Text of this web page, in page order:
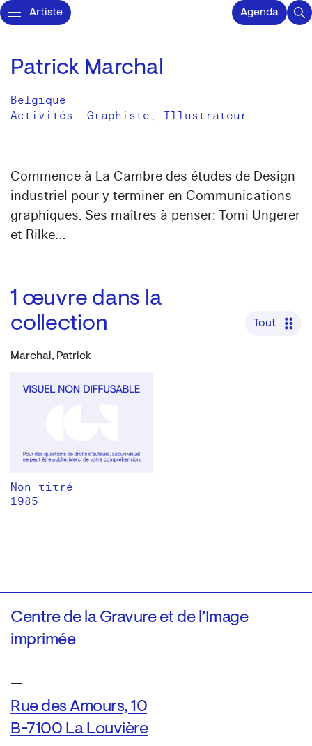
Artiste Agenda
Patrick Marchal
Belgique
Activités: Graphiste Illustrateur
Commence à La Cambre des études de Design
industriel pour y terminer en Communications
graphiques. Ses maîtres à penser: Tomi Ungerer
et Rilke…
1 œuvre dans la
collection
Tout
Marchal, Patrick
Non titré
1985
Centre de la Gravure et de l’Image
imprimée
—
Rue des Amours, 10
B-7100 La Louvière